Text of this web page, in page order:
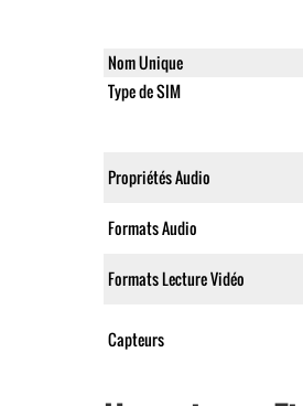
Nom Unique
Type de SIM
Propriétés Audio
Formats Audio
Formats Lecture Vidéo
Capteurs